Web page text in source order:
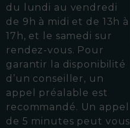
d u lundi au vendredi
de 9h à midi et de 13h à
17h, et le samedi sur
rendez-vous. Pour
garantir la disponibilité
d’un conseiller, un
appel préalable est
recommandé. Un appel
de 5 minutes peut vous